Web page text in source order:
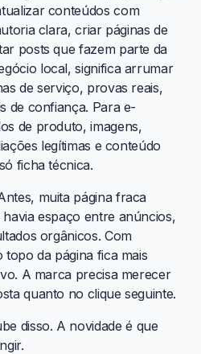
conteúdos com
clara, criar páginas de
posts que fazem parte da
local, significa arrumar
de serviço, provas reais,
de confiança. Para e-
de produto, imagens,
legítimas e conteúdo
ficha técnica.
muita página fraca
espaço entre anúncios,
orgânicos. Com
topo da página fica mais
A marca precisa merecer
quanto no clique seguinte.
disso. A novidade é que